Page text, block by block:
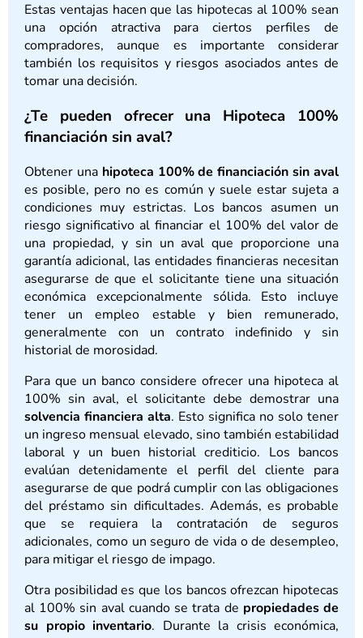
Estas ventajas hacen que las hipotecas al 100% sean
una opción atractiva para ciertos perfiles de
compradores, aunque es importante considerar
también los requisitos y riesgos asociados antes de
tomar una decisión.
¿Te pueden ofrecer una Hipoteca 100%
financiación sin aval?
Obtener una hipoteca 100% de financiación sin aval
es posible, pero no es común y suele estar sujeta a
condiciones muy estrictas. Los bancos asumen un
riesgo significativo al financiar el 100% del valor de
una propiedad, y sin un aval que proporcione una
garantía adicional, las entidades financieras necesitan
asegurarse de que el solicitante tiene una situación
económica excepcionalmente sólida. Esto incluye
tener un empleo estable y bien remunerado,
generalmente con un contrato indefinido y sin
historial de morosidad.
Para que un banco considere ofrecer una hipoteca al
100% sin aval, el solicitante debe demostrar una
solvencia financiera alta. Esto significa no solo tener
un ingreso mensual elevado, sino también estabilidad
laboral y un buen historial crediticio. Los bancos
evalúan detenidamente el perfil del cliente para
asegurarse de que podrá cumplir con las obligaciones
del préstamo sin dificultades. Además, es probable
que se requiera la contratación de seguros
adicionales, como un seguro de vida o de desempleo,
para mitigar el riesgo de impago.
Otra posibilidad es que los bancos ofrezcan hipotecas
al 100% sin aval cuando se trata de propiedades de
su propio inventario. Durante la crisis económica,